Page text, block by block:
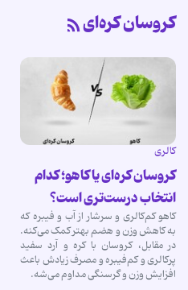
کروسان کره‌ای
کالری
کروسان کره‌ای یا کاهو؛ کدام
انتخاب درست‌تری است؟
کاهو کم‌کالری و سرشار از آب و فیبره که
به کاهش وزن و هضم بهتر کمک می‌کنه.
در مقابل، کروسان با کره و آرد سفید
پرکالری و کم‌فیبره و مصرف زیادش باعث
افزایش وزن و گرسنگی مداوم می‌شه.